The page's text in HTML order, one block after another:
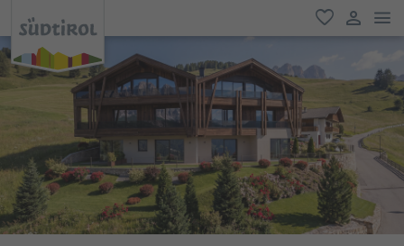
favoriti
user link